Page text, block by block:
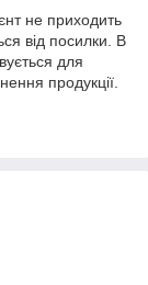
не приходить
від посилки. В
для
продукції.